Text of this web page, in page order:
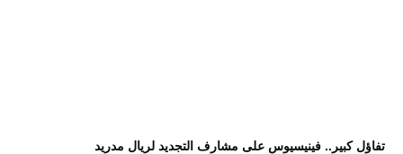
تفاؤل كبير.. فينيسيوس على مشارف التجديد لريال مدريد